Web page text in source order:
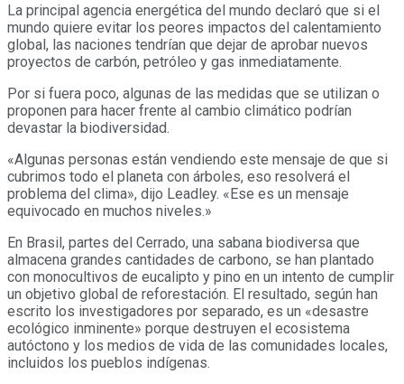
La principal agencia energética del mundo declaró que si el
mundo quiere evitar los peores impactos del calentamiento
global, las naciones tendrían que dejar de aprobar nuevos
proyectos de carbón, petróleo y gas inmediatamente.
Por si fuera poco, algunas de las medidas que se utilizan o
proponen para hacer frente al cambio climático podrían
devastar la biodiversidad.
«Algunas personas están vendiendo este mensaje de que si
cubrimos todo el planeta con árboles, eso resolverá el
problema del clima», dijo Leadley. «Ese es un mensaje
equivocado en muchos niveles.»
En Brasil, partes del Cerrado, una sabana biodiversa que
almacena grandes cantidades de carbono, se han plantado
con monocultivos de eucalipto y pino en un intento de cumplir
un objetivo global de reforestación. El resultado, según han
escrito los investigadores por separado, es un «desastre
ecológico inminente» porque destruyen el ecosistema
autóctono y los medios de vida de las comunidades locales,
incluidos los pueblos indígenas.